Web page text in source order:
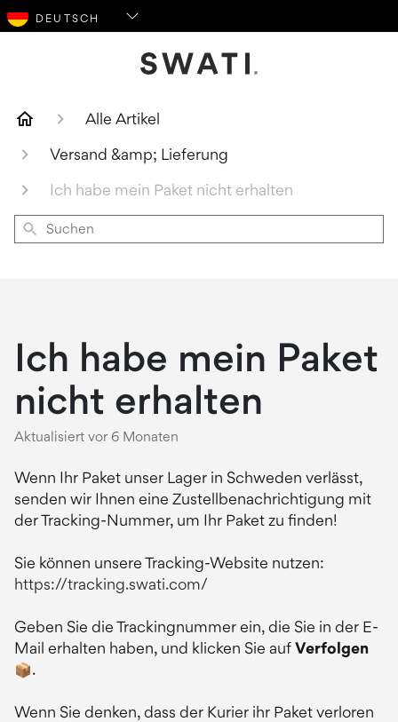
Alle Artikel
Versand &amp; Lieferung
Ich habe mein Paket nicht erhalten
Suchen
Ich habe mein Paket
nicht erhalten
Aktualisiert vor 6 Monaten
Wenn Ihr Paket unser Lager in Schweden verlässt,
senden wir Ihnen eine Zustellbenachrichtigung mit
der Tracking-Nummer, um Ihr Paket zu finden!
Sie können unsere Tracking-Website nutzen:
https://tracking.swati.com/
Geben Sie die Trackingnummer ein, die Sie in der E-
Mail erhalten haben, und klicken Sie aufVerfolgen
📦.
Wenn Sie denken, dass der Kurier ihr Paket verloren